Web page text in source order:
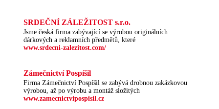
SRDEČNÍ ZÁLEŽITOST s.r.o.
Jsme česká firma zabývající se výrobou originálních
dárkových a reklamních předmětů, které
www.srdecni-zalezitost.com/
Zámečnictví Pospíšil
Firma Zámečnictví Pospíšil se zabývá drobnou zakázkovou
výrobou, až po výrobu a montáž složitých
www.zamecnictvipospisil.cz